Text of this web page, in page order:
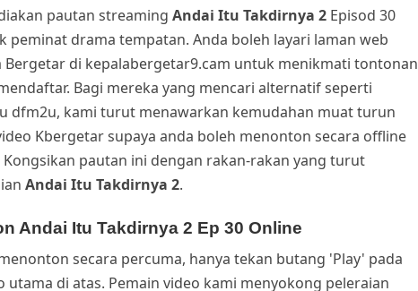
pautan streaming Andai Itu Takdirnya 2Episod 30
peminat drama tempatan. Anda boleh layari laman web
Bergetar di kepalabergetar9.cam untuk menikmati tontonan
Bagi mereka yang mencari alternatif seperti
dfm2u, kami turut menawarkan kemudahan muat turun
Kbergetar supaya anda boleh menonton secara offline
pautan ini dengan rakan-rakan yang turut
Andai Itu Takdirnya 2.
Andai Itu Takdirnya 2 Ep 30 Online
secara percuma, hanya tekan butang 'Play' pada
utama di atas. Pemain video kami menyokong peleraian